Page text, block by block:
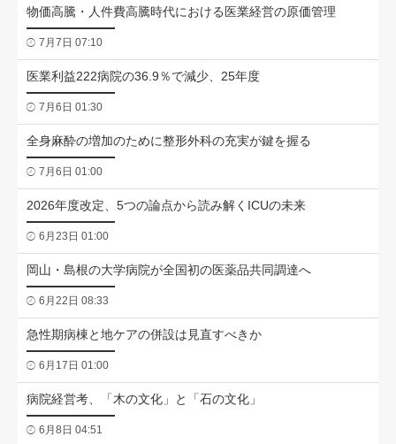
物価高騰・人件費高騰時代における医業経営の原価管理
7月7日 07:10
医業利益222病院の36.9％で減少、25年度
7月6日 01:30
全身麻酔の増加のために整形外科の充実が鍵を握る
7月6日 01:00
2026年度改定、5つの論点から読み解くICUの未来
6月23日 01:00
岡山・島根の大学病院が全国初の医薬品共同調達へ
6月22日 08:33
急性期病棟と地ケアの併設は見直すべきか
6月17日 01:00
病院経営考、「木の文化」と「石の文化」
6月8日 04:51